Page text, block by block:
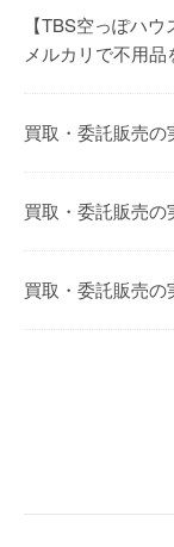
【TBS空っぽハ
メルカリで不用
買取・委託販売の
買取・委託販売の
買取・委託販売の